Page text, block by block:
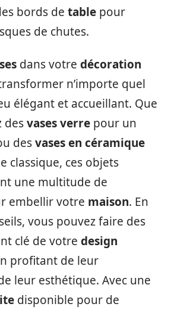
bords de table pour
de chutes.
dans votre décoration
n’importe quel
élégant et accueillant. Que
desvases verre pour un
desvases en céramique
classique, ces objets
une multitude de
embellir votre maison. En
vous pouvez faire des
clé de votre design
profitant de leur
leur esthétique. Avec une
disponible pour de